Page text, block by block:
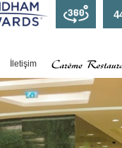
İletişim